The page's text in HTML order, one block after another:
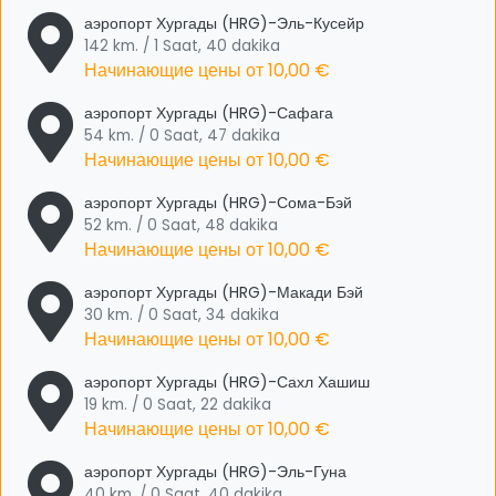
аэропорт Хургады (HRG)-Эль-Кусейр
142 km. / 1 Saat, 40 dakika
Начинающие цены от10,00 €
аэропорт Хургады (HRG)-Сафага
54 km. / 0 Saat, 47 dakika
Начинающие цены от10,00 €
аэропорт Хургады (HRG)-Сома-Бэй
52 km. / 0 Saat, 48 dakika
Начинающие цены от10,00 €
аэропорт Хургады (HRG)-Макади Бэй
30 km. / 0 Saat, 34 dakika
Начинающие цены от10,00 €
аэропорт Хургады (HRG)-Сахл Хашиш
19 km. / 0 Saat, 22 dakika
Начинающие цены от10,00 €
аэропорт Хургады (HRG)-Эль-Гуна